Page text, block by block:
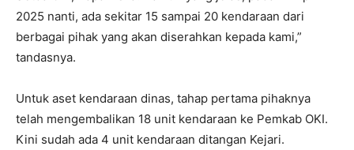
2025 nanti, ada sekitar 15 sampai 20 kendaraan dari
berbagai pihak yang akan diserahkan kepada kami,”
tandasnya.
Untuk aset kendaraan dinas, tahap pertama pihaknya
telah mengembalikan 18 unit kendaraan ke Pemkab OKI.
Kini sudah ada 4 unit kendaraan ditangan Kejari.